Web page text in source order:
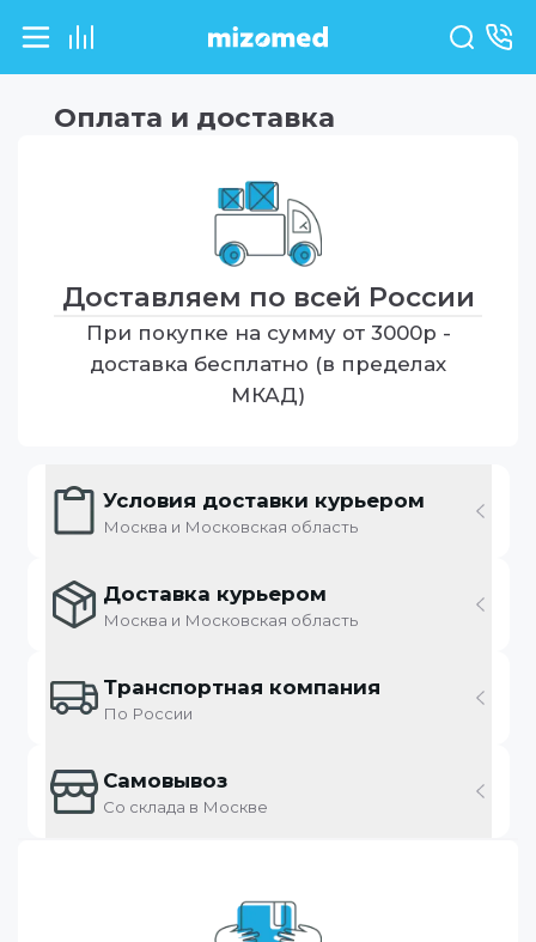
Оплата и доставка
Доставляем по всей России
При покупке на сумму от 3000р -
доставка бесплатно (в пределах
МКАД)
Условия доставки курьером
Москва и Московская область
Доставка курьером
Москва и Московская область
Транспортная компания
По России
Самовывоз
Со склада в Москве